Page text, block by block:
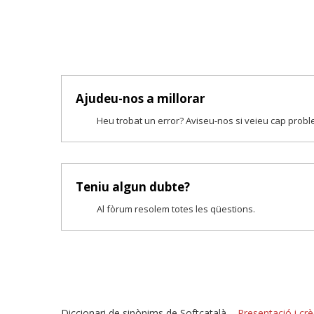
Ajudeu-nos a millorar
Heu trobat un error? Aviseu-nos si veieu cap
Teniu algun dubte?
Al fòrum resolem totes les qüestions.